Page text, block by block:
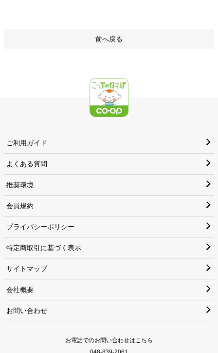
前へ戻る
ご利用ガイド
よくある質問
推奨環境
会員規約
プライバシーポリシー
特定商取引に基づく表示
サイトマップ
会社概要
お問い合わせ
お電話でのお問い合わせはこちら